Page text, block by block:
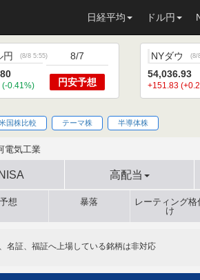
日経平均 ドル円
円 (8/8 5:55)
(-0.41%)
8/7
円安予想
NYダウ (8/
54,036.93
+151.83
国株比較 テーマ株 半導体株
電気工業
高配当
予想 暴落
レーティング格
け
名証、福証へ上場している銘柄は非対応